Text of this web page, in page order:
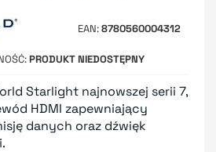
EAN 8780560004312
PRODUKT NIEDOSTĘPNY
Starlight najnowszej serii 7,
HDMI zapewniający
danych oraz dźwięk